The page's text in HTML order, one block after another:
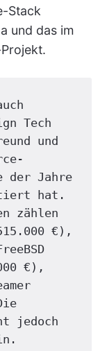
Stack
und das im
Tech
und
der Jahre
hat.
zählen
€),
€),
jedoch